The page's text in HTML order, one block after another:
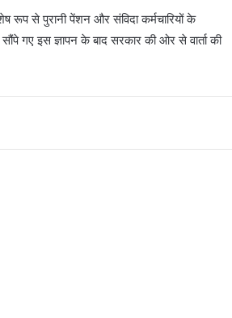
रूप से पुरानी पेंशन और संविदा कर्मचारियों के
गए इस ज्ञापन के बाद सरकार की ओर से वार्ता की